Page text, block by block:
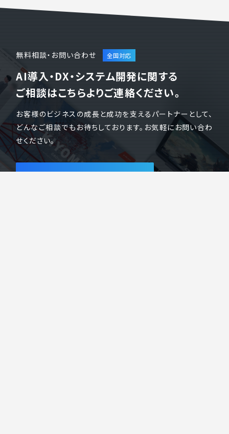
無料相談・お問い合わせ
AI導入・DX・システム開発に関する
ご相談はこちらよりご連絡ください。
お客様のビジネスの成長と成功を支えるパートナーとして、
どんなご相談でもお待ちしております。お気軽にお問い合わ
せください。